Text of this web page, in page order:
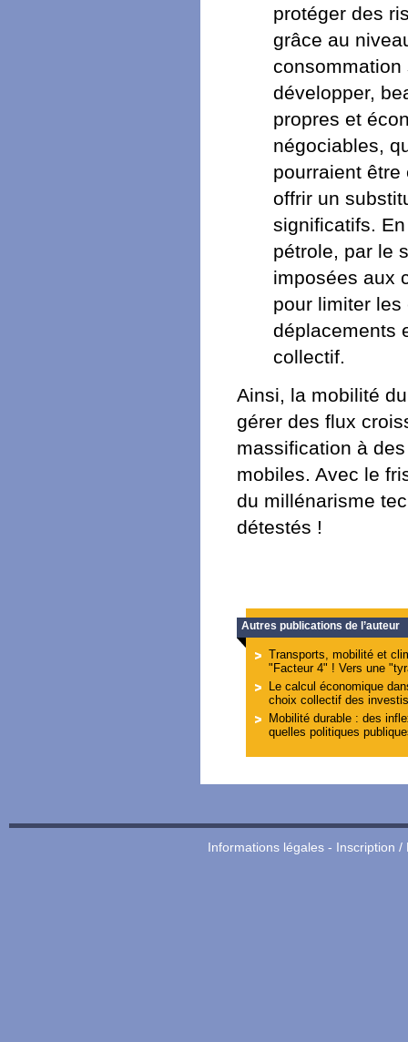
protéger des
grâce au
consommation
développer,
propres et
négociables,
pourraient
offrir un
significatifs.
pétrole, par le
imposées aux
pour limiter
déplacements
collectif.
Ainsi, la mobilité
gérer des flux
massification à
mobiles. Avec le
du millénarisme
détestés !
Autres publications de l’auteur
Transports, mobilité et
"Facteur 4" ! Vers une
Le calcul économique
choix collectif des
Mobilité durable : des
quelles politiques
Informations légales- Inscription /